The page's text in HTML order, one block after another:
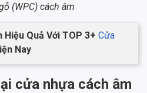
(WPC) cách âm
Quả Với TOP 3+ Cửa
Nay
cửa nhựa cách âm